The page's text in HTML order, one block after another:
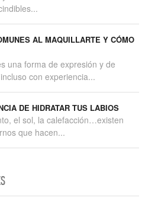
AL MAQUILLARTE Y CÓMO
una forma de expresión y de
con experiencia...
DE HIDRATAR TUS LABIOS
el sol, la calefacción…existen
que hacen...